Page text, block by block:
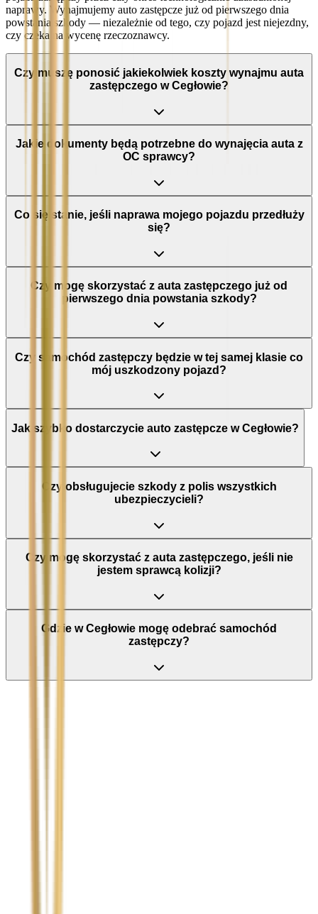
naprawy. Wynajmujemy auto zastępcze już od pierwszego dnia
powstania szkody — niezależnie od tego, czy pojazd jest niejezdny,
czy czeka na wycenę rzeczoznawcy.
Czy muszę ponosić jakiekolwiek koszty wynajmu auta
zastępczego w Cegłowie?
Jakie dokumenty będą potrzebne do wynajęcia auta z
OC sprawcy?
Co się stanie, jeśli naprawa mojego pojazdu przedłuży
się?
Czy mogę skorzystać z auta zastępczego już od
pierwszego dnia powstania szkody?
Czy samochód zastępczy będzie w tej samej klasie co
mój uszkodzony pojazd?
Jak szybko dostarczycie auto zastępcze w Cegłowie?
Czy obsługujecie szkody z polis wszystkich
ubezpieczycieli?
Czy mogę skorzystać z auta zastępczego, jeśli nie
jestem sprawcą kolizji?
Gdzie w Cegłowie mogę odebrać samochód
zastępczy?